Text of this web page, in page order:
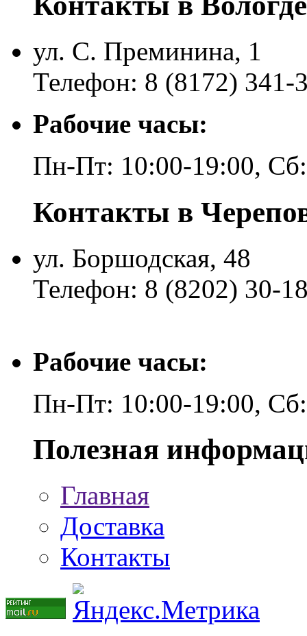
ул. С. Преминина, 1
Телефон: 8 (8172) 341-
Рабочие часы:
Пн-Пт: 10:00-19:00,
Контакты в
ул. Боршодская, 48
Телефон: 8 (8202) 30-
Рабочие часы:
Пн-Пт: 10:00-19:00,
Полезная
Главная
Доставка
Контакты